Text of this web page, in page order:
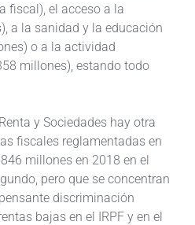
fiscal), el acceso a la
a la sanidad y la educación
o a la actividad
millones), estando todo
y Sociedades hay otra
fiscales reglamentadas en
millones en 2018 en el
pero que se concentran
discriminación
bajas en el IRPF y en el